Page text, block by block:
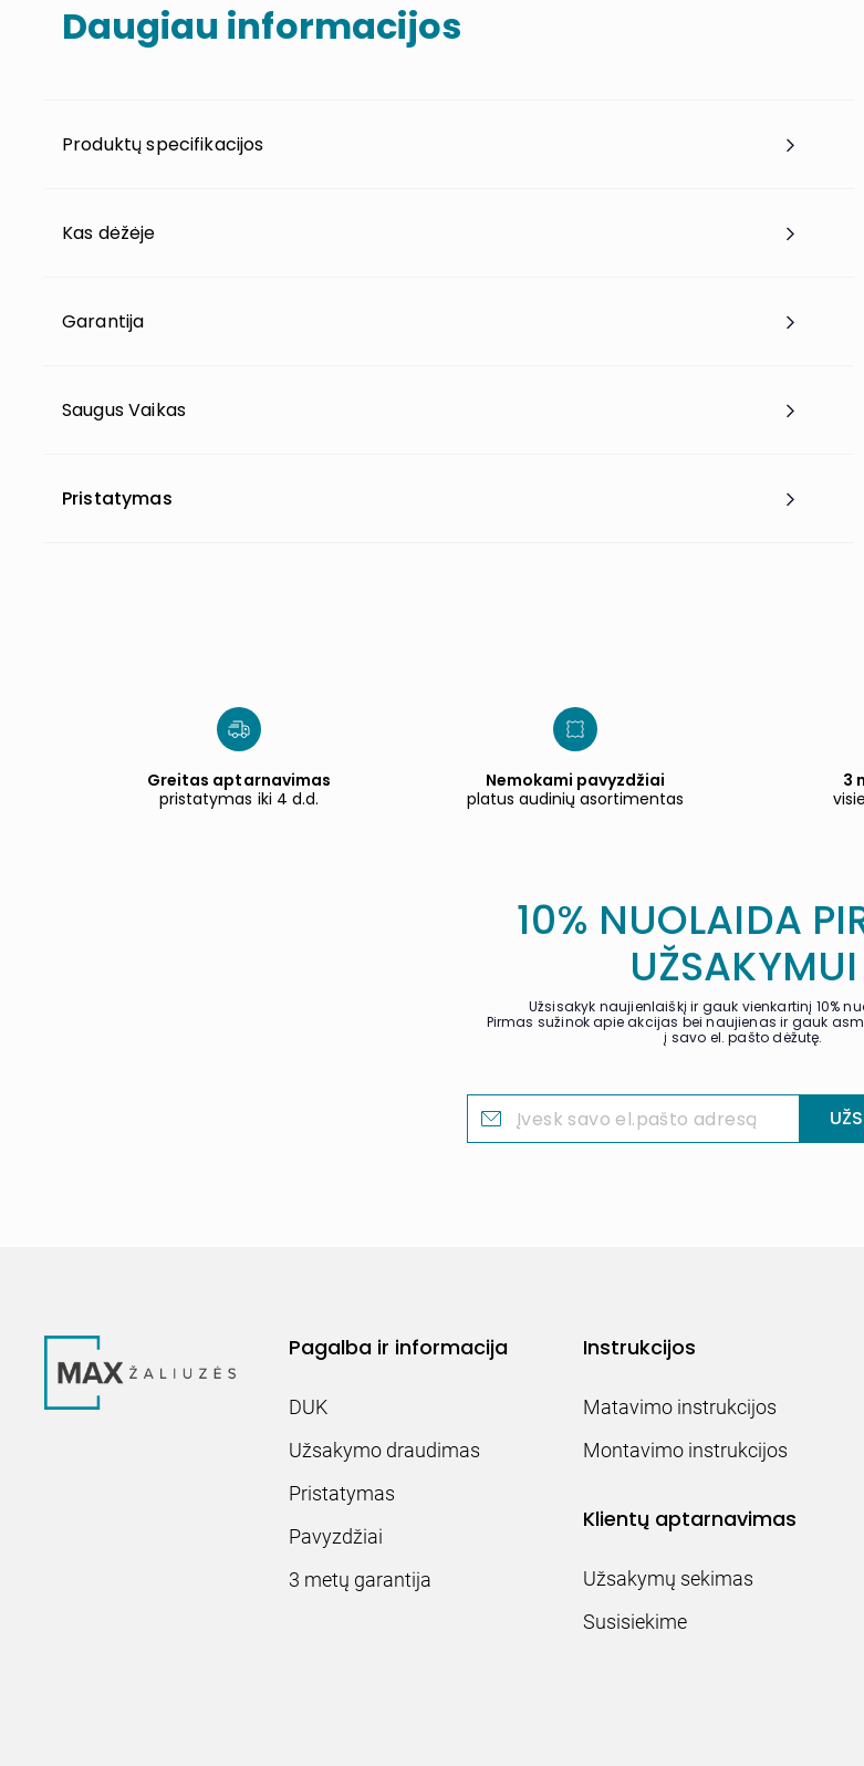
Daugiau informacijos
Produktų specifikacijos
Kas dėžėje
Garantija
Saugus Vaikas
Pristatymas
Greitas aptarnavimas
pristatymas iki 4 d.d.
Nemokami pavyzdžiai
platus audinių asortimentas
3
10% NUOLAIDA
UŽSAKYMUI
Užsisakyk naujienlaiškį ir gauk vienkartinį 10%
Pirmas sužinok apie akcijas bei naujienas ir gauk
į savo el. pašto dėžutę.
Pagalba ir informacija
DUK
Užsakymo draudimas
Pristatymas
Pavyzdžiai
3 metų garantija
Instrukcijos
Matavimo instrukcijos
Montavimo instrukcijos
Klientų aptarnavimas
Užsakymų sekimas
Susisiekime